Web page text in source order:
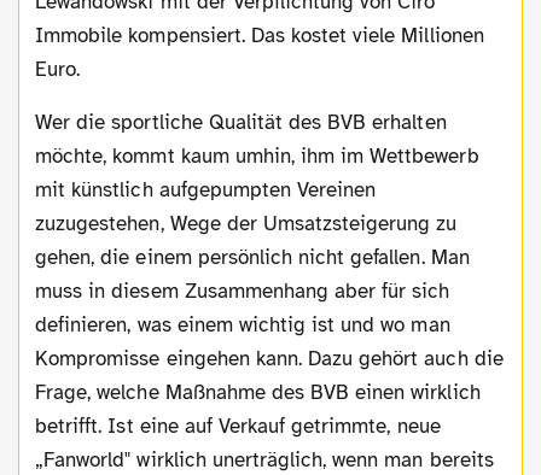
Immobile kompensiert. Das kostet viele Millionen
Euro.
Wer die sportliche Qualität des BVB erhalten
möchte, kommt kaum umhin, ihm im Wettbewerb
mit künstlich aufgepumpten Vereinen
zuzugestehen, Wege der Umsatzsteigerung zu
gehen, die einem persönlich nicht gefallen. Man
muss in diesem Zusammenhang aber für sich
definieren, was einem wichtig ist und wo man
Kompromisse eingehen kann. Dazu gehört auch die
Frage, welche Maßnahme des BVB einen wirklich
betrifft. Ist eine auf Verkauf getrimmte, neue
„Fanworld" wirklich unerträglich, wenn man bereits